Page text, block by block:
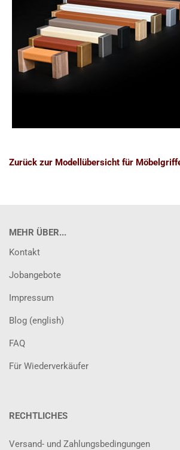
Zurück zur Modellübersicht für
MEHR ÜBER...
Kontakt
Jobangebote
Impressum
Blog (english)
FAQ
Für Wiederverkäufer
RECHTLICHES
Versand- und Zahlungsbedingungen